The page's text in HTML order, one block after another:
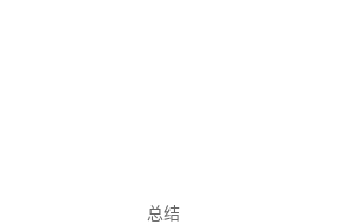
总结